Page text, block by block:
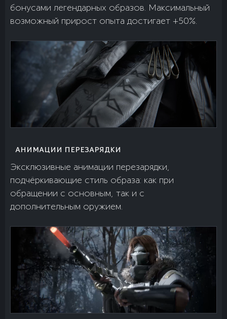
бонусами легендарных образов. Максимальный
возможный прирост опыта достигает +50%.
АНИМАЦИИ ПЕРЕЗАРЯДКИ
Эксклюзивные анимации перезарядки,
подчёркивающие стиль образа: как при
обращении с основным, так и с
дополнительным оружием.